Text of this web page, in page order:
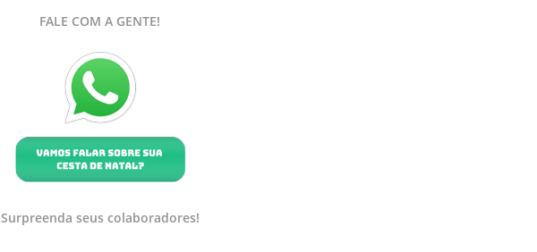
FALE COM A GENTE!
Surpreenda seus colaboradores!